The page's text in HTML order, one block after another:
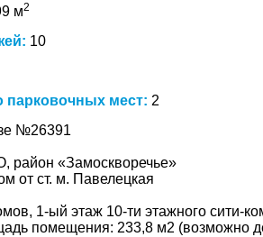
м2
10
парковочных мест: 2
№26391
район «Замоскворечье»
от ст. м. Павелецкая
1-ый этаж 10-ти этажного сити-
помещения: 233,8 м2 (возможно